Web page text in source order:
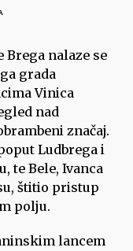
Brega nalaze se
grada
Vinica
nad
značaj.
Ludbrega i
te Bele, Ivanca
štitio pristup
polju.
lancem